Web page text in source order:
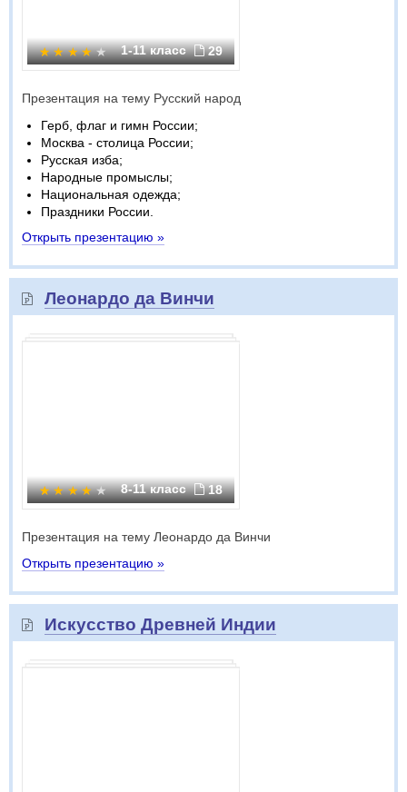
1-11 класс 29
Презентация на тему Русский народ
Герб, флаг и гимн России;
Москва - столица России;
Русская изба;
Народные промыслы;
Национальная одежда;
Праздники России.
Открыть презентацию »
Леонардо да Винчи
8-11 класс 18
Презентация на тему Леонардо да Винчи
Открыть презентацию »
Искусство Древней Индии